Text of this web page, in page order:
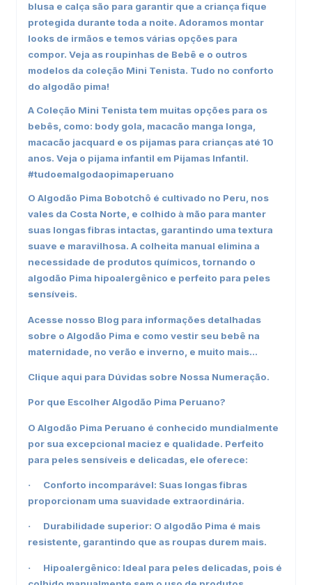
blusa e calça são para garantir que a criança fique
protegida durante toda a noite. Adoramos montar
looks de irmãos e temos várias opções para
compor. Veja as roupinhas de Bebê e o outros
modelos da coleção Mini Tenista. Tudo no conforto
do algodão pima!
A Coleção Mini Tenista tem muitas opções para os
bebês, como: body gola, macacão manga longa,
macacão jacquard e os pijamas para crianças até 10
anos. Veja o pijama infantil em Pijamas Infantil.
#tudoemalgodaopimaperuano
O Algodão Pima Bobotchô é cultivado no Peru, nos
vales da Costa Norte, e colhido à mão para manter
suas longas fibras intactas, garantindo uma textura
suave e maravilhosa. A colheita manual elimina a
necessidade de produtos químicos, tornando o
algodão Pima hipoalergênico e perfeito para peles
sensíveis.
Acesse nosso Blog para informações detalhadas
sobre o Algodão Pima e como vestir seu bebê na
maternidade, no verão e inverno, e muito mais...
Clique aqui para Dúvidas sobre Nossa Numeração.
Por que Escolher Algodão Pima Peruano?
O Algodão Pima Peruano é conhecido mundialmente
por sua excepcional maciez e qualidade. Perfeito
para peles sensíveis e delicadas, ele oferece:
·
Conforto incomparável: Suas longas fibras
proporcionam uma suavidade extraordinária.
·
Durabilidade superior: O algodão Pima é mais
resistente, garantindo que as roupas durem mais.
·
Hipoalergênico: Ideal para peles delicadas, pois é